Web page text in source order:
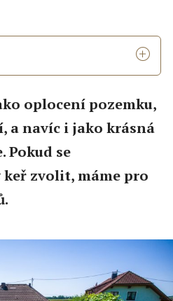
oplocení pozemku,
a navíc i jako krásná
Pokud se
zvolit, máme pro